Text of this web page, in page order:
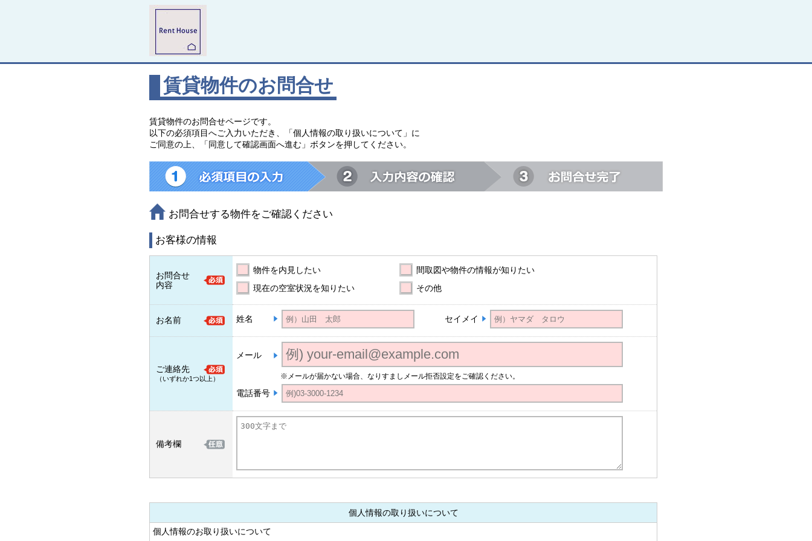
賃貸物件のお問合せ
賃貸物件のお問合せページです。
以下の必須項目へご入力いただき、「個人情報の取り扱いについて」に
ご同意の上、「同意して確認画面へ進む」ボタンを押してください。
お問合せする物件をご確認ください
お客様の情報
お問合せ
内容
物件を内見したい
間取図や物件の情報が知りたい
現在の空室状況を知りたい
その他
お名前 姓名 セイメイ
ご連絡先
（いずれか1つ以上）
メール
※メールが届かない場合、なりすましメール拒否設定をご確認ください。
電話番号
備考欄
個人情報の取り扱いについて
個人情報のお取り扱いについて